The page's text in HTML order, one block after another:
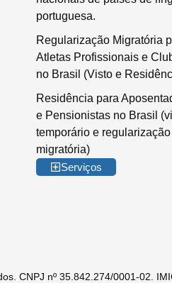
portuguesa.
Regularização Migratória
Atletas Profissionais e
no Brasil (Visto e
Residência para
e Pensionistas no Brasil
temporário e regularização
migratória)
Serviços
CNPJ nº 35.842.274/0001-02.